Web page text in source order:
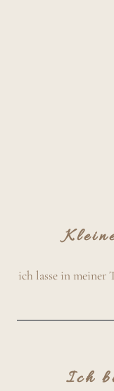
ich lasse in meiner
Ich